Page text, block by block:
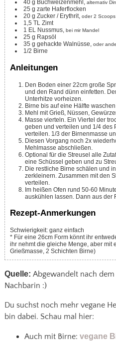
40 g Buchweizenmehl, alternativ
25 g zarte Haferflocken
20 g Zucker / Erythrit, oder 2
1,5 TL Zimt
1 EL Nussmus, bei mir Mandel
25 g Rapsöl
35 g gehackte Walnüsse, oder
1/2 Birne
Anleitungen
Den Boden einer 22cm große
und den Rand dünn einfetten.
Unterhitze vorheizen.
Birne bis auf eine Hälfte waschen
Mehl mit Grieß, Nüssen,
Masse vierteln. Ein Viertel der trockenen Masse auf den Boden
geben und verteilen und 1/4 des
verteilen. 1/3 der Birnenmasse
Diesen Vorgang noch 2x
Mehlmasse abschließen.
Optional für die Streusel alle
eine Schüssel geben und zu
Die restliche Birne schälen und
zerkleinern. Zusammen mit den
verteilen.
Im heißen Ofen rund 50-60
auskühlen lassen. Dann aus der
Rezept-Anmerkungen
Schwierigkeit: ganz einfach
* Für eine 26cm Form könnt ihr
ihr nehmt die gleiche Menge, aber mit
Grießmasse, 2 Schichten Birne)
Quelle: Abgewandelt nach
Nachbarin :)
Du suchst noch mehr vegane
bin dabei. Schau mal hier:
Auch mit Birne: vegane